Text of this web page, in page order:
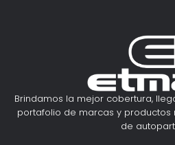
Brindamos la mejor cobertura,
portafolio de marcas y
de